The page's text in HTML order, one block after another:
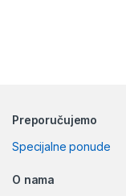
Preporučujemo
Specijalne ponude
O nama